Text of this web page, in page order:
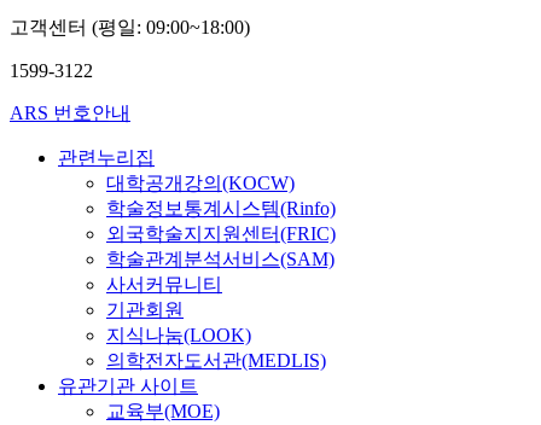
고객센터 (평일: 09:00~18:00)
1599-3122
ARS 번호안내
관련누리집
대학공개강의(KOCW)
학술정보통계시스템(Rinfo)
외국학술지지원센터(FRIC)
학술관계분석서비스(SAM)
사서커뮤니티
기관회원
지식나눔(LOOK)
의학전자도서관(MEDLIS)
유관기관 사이트
교육부(MOE)